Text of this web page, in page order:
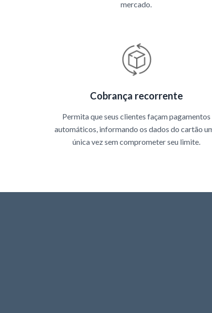
mercado.
Cobrança recorrente
Permita que seus clientes façam pagamentos
automáticos, informando os dados do cartão
única vez sem comprometer seu limite.